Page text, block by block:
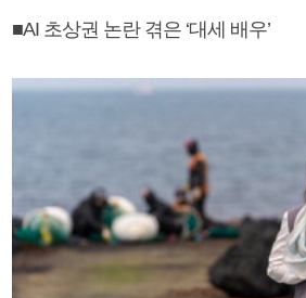
■AI 초상권 논란 겪은 ‘대세 배우’